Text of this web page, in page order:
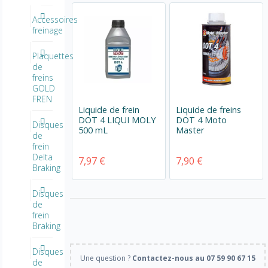
Liquide de frein
DOT 4 LIQUI MOLY
500 mL
7,97 €
Liquide de freins
DOT 4 Moto
Master
7,90 €
Une question ? Contactez-nous au 07 59 90 67 15
Accessoires
freinage
Plaquettes
de
freins
GOLD
FREN
Disques
de
frein
Delta
Braking
Disques
de
frein
Braking
Disques
de